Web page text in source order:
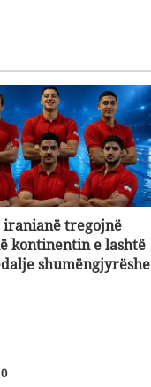
iranianë tregojnë
kontinentin e lashtë
shumëngjyrëshe